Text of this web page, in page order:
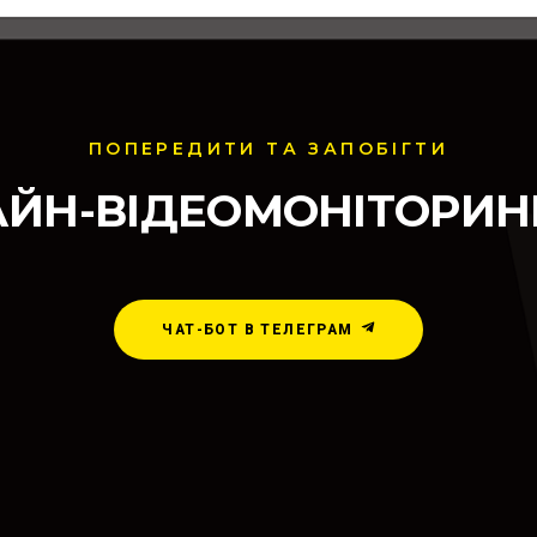
ПОПЕРЕДИТИ ТА ЗАПОБІГТИ
ЧАТ-БОТ В ТЕЛЕГРАМ